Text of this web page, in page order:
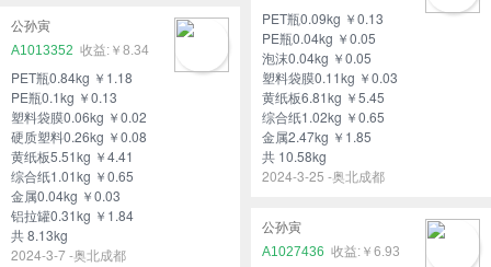
PET瓶0.09kg ￥0.13
PE瓶0.04kg ￥0.05
泡沫0.04kg ￥0.05
塑料袋膜0.11kg ￥0.03
黄纸板6.81kg ￥5.45
综合纸1.02kg ￥0.65
金属2.47kg ￥1.85
共 10.58kg
2024-3-25 -奥北成都
公孙寅
A1013352
￥8.34
PET瓶0.84kg ￥1.18
PE瓶0.1kg ￥0.13
塑料袋膜0.06kg ￥0.02
硬质塑料0.26kg ￥0.08
黄纸板5.51kg ￥4.41
综合纸1.01kg ￥0.65
金属0.04kg ￥0.03
铝拉罐0.31kg ￥1.84
共 8.13kg
2024-3-7 -奥北成都
公孙寅
A1027436
￥6.93